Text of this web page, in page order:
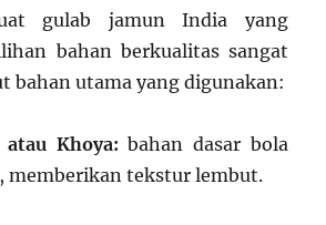
gulab jamun India yang
bahan berkualitas sangat
bahan utama yang digunakan:
atau Khoya: bahan dasar bola
memberikan tekstur lembut.